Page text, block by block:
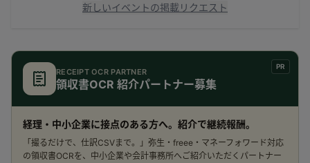
新しいイベントの掲載リクエスト
PR
RECEIPT OCR PARTNER
領収書OCR 紹介パートナー募集
経理・中小企業に接点のある方へ。紹介で継続報酬。
「撮るだけで、仕訳CSVまで。」弥生・freee・マネーフォワード対応
の領収書OCRを、中小企業や会計事務所へご紹介いただくパートナー